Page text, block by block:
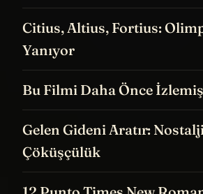
Yazmanın İyileştirici Gücü
Citius, Altius, Fortius:
Yanıyor
Bu Filmi Daha Önce
Gelen Gideni Aratır: Nostalji
Çöküşçülük